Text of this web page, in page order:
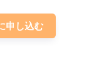
申し込む